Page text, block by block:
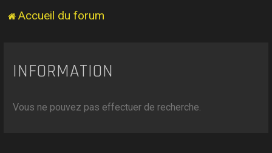
Accueil du forum
INFORMATION
Vous ne pouvez pas effectuer de recherche.